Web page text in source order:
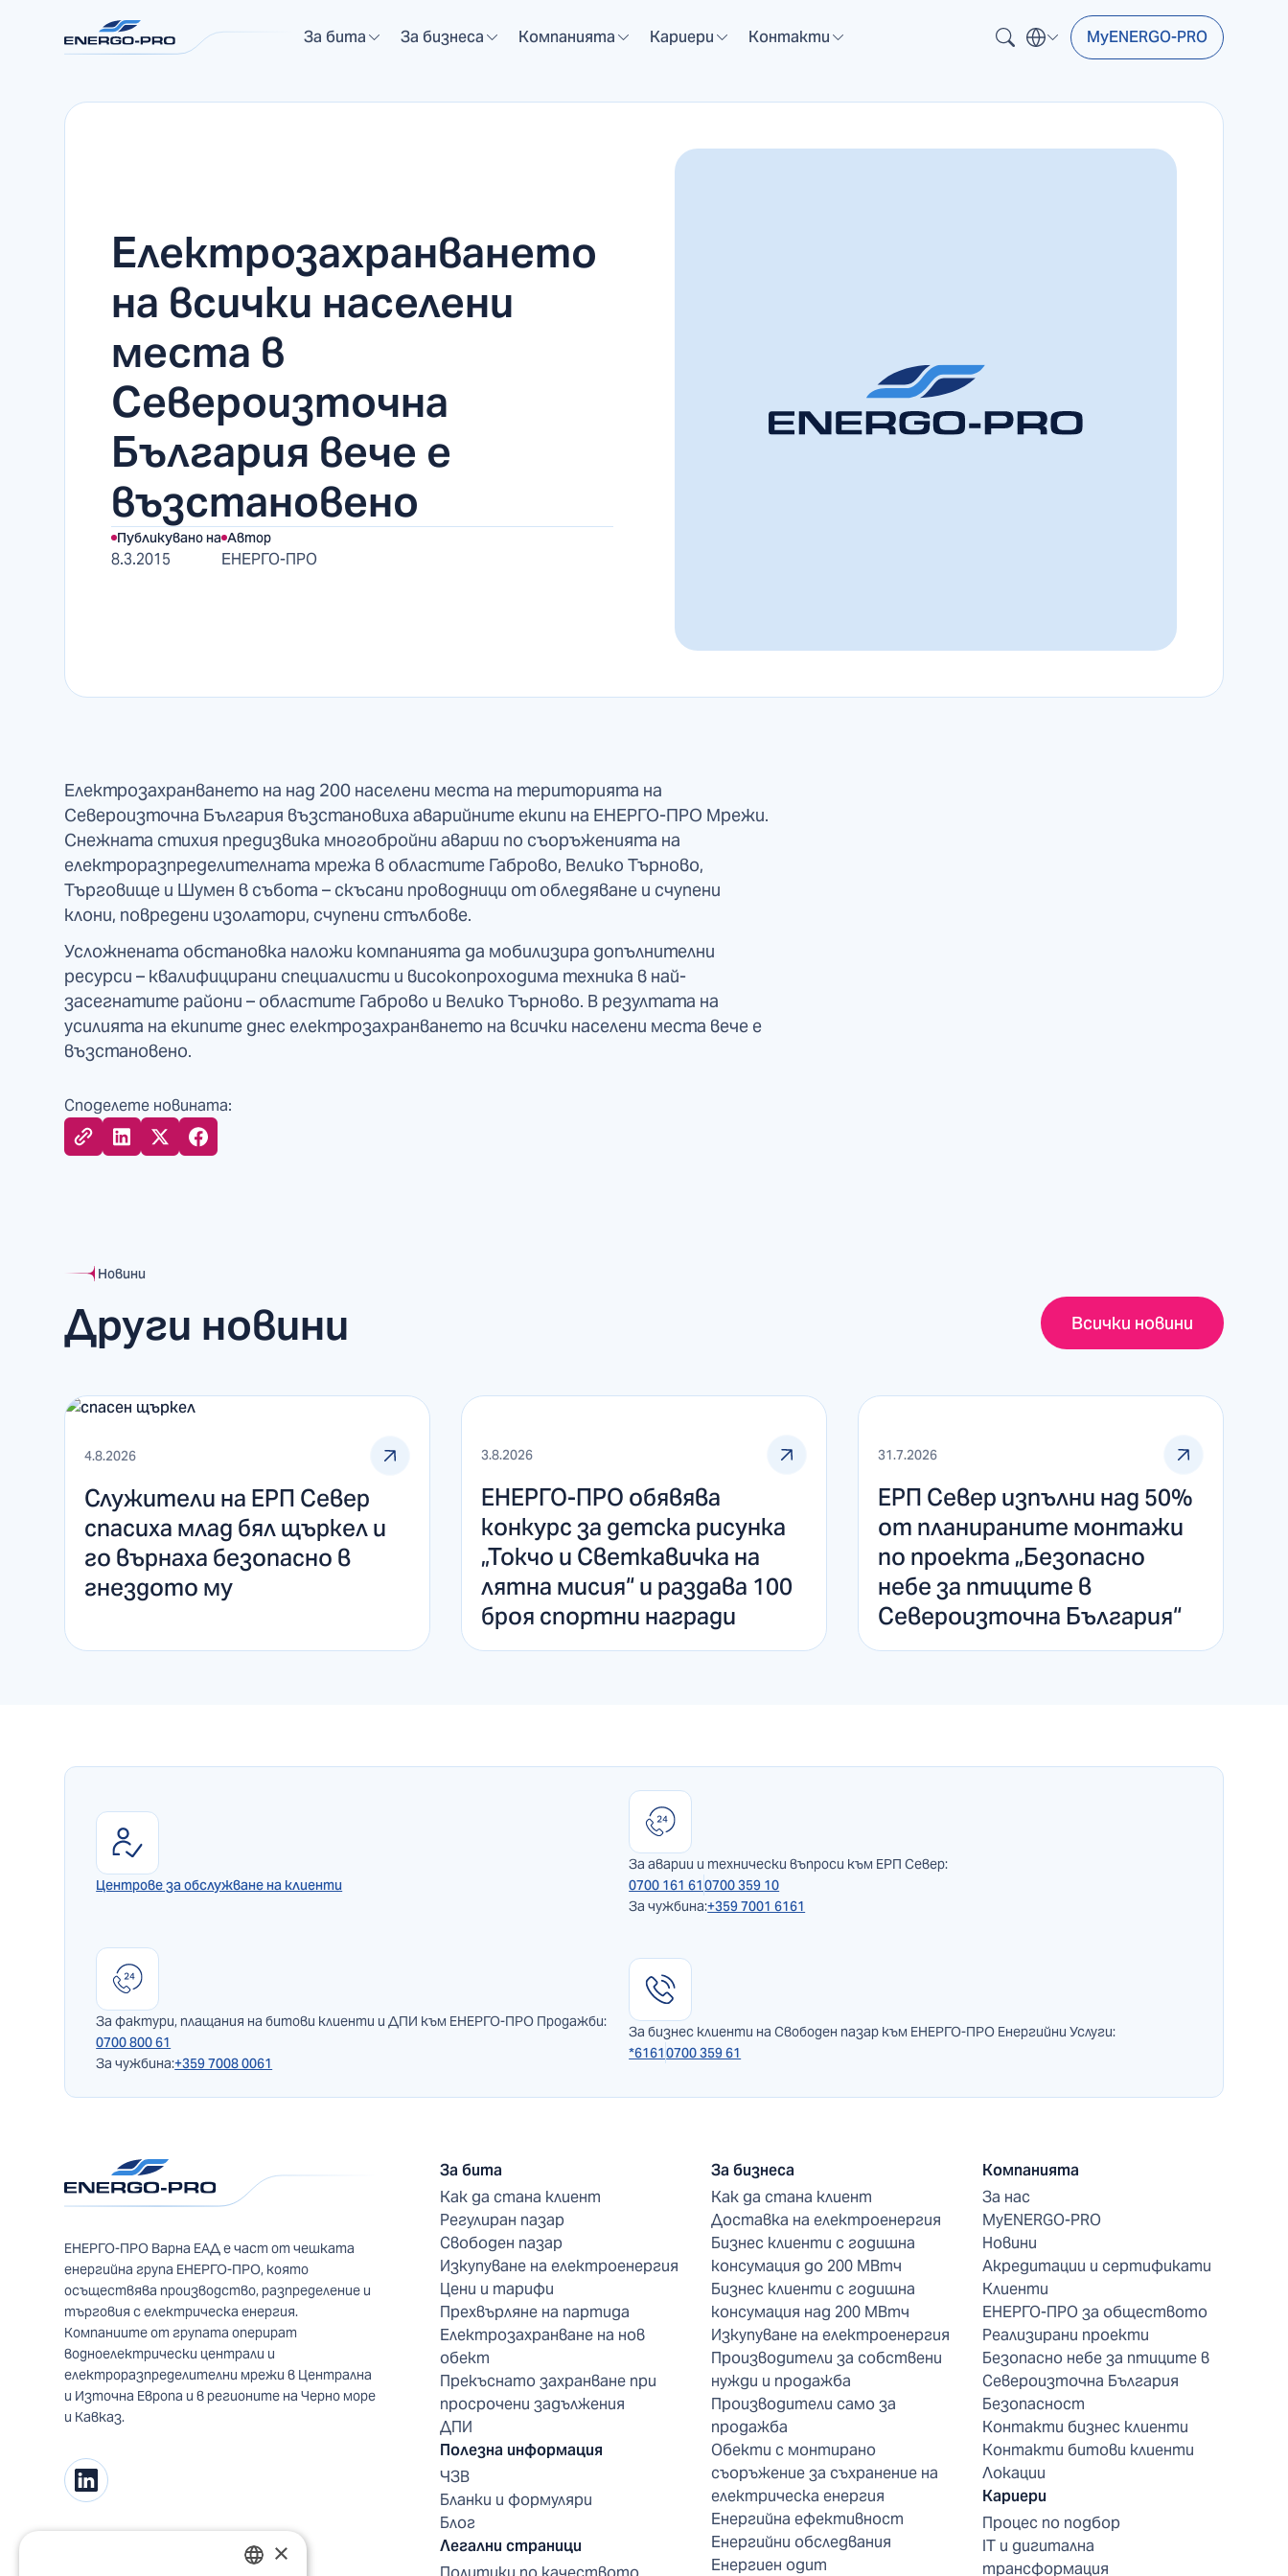
За бита За бизнеса Компанията Кариери Контакти MyENERGO-PRO
Електрозахранването
на всички населени
места в
Североизточна
България вече е
възстановено
Публикувано на
8.3.2015
Автор
ЕНЕРГО-ПРО
Електрозахранването на над 200 населени места на територията на
Североизточна България възстановиха аварийните екипи на ЕНЕРГО-ПРО Мрежи.
Снежната стихия предизвика многобройни аварии по съоръженията на
електроразпределителната мрежа в областите Габрово, Велико Търново,
Търговище и Шумен в събота – скъсани проводници от обледяване и счупени
клони, повредени изолатори, счупени стълбове.
Усложнената обстановка наложи компанията да мобилизира допълнителни
ресурси – квалифицирани специалисти и високопроходима техника в най-
засегнатите райони – областите Габрово и Велико Търново. В резултата на
усилията на екипите днес електрозахранването на всички населени места вече е
възстановено.
Споделете новината:
Новини
Други новини Всички новини
4.8.2026
Служители на ЕРП Север
спасиха млад бял щъркел и
го върнаха безопасно в
гнездото му
3.8.2026
ЕНЕРГО-ПРО обявява
конкурс за детска рисунка
„Токчо и Светкавичка на
лятна мисия“ и раздава 100
броя спортни награди
31.7.2026
ЕРП Север изпълни над 50%
от планираните монтажи
по проекта „Безопасно
небе за птиците в
Североизточна България“
Центрове за обслужване на клиенти
За аварии и технически въпроси към ЕРП Север:
0700 161 610700 359 10
За чужбина:+359 7001 6161
За фактури, плащания на битови клиенти и ДПИ към ЕНЕРГО-ПРО Продажби:
0700 800 61
За чужбина:+359 7008 0061
За бизнес клиенти на Свободен пазар към ЕНЕРГО-ПРО Енергийни Услуги:
*61610700 359 61
ЕНЕРГО-ПРО Варна ЕАД е част от чешката
енергийна група ЕНЕРГО-ПРО, която
осъществява производство, разпределение и
търговия с електрическа енергия.
Компаниите от групата оперират
водноелектрически централи и
електроразпределителни мрежи в Централна
и Източна Европа и в регионите на Черно море
и Кавказ.
За бита
Как да стана клиент
Регулиран пазар
Свободен пазар
Изкупуване на електроенергия
Цени и тарифи
Прехвърляне на партида
Електрозахранване на нов
обект
Прекъснато захранване при
просрочени задължения
ДПИ
Полезна информация
ЧЗВ
Бланки и формуляри
Блог
Легални страници
За бизнеса
Как да стана клиент
Доставка на електроенергия
Бизнес клиенти с годишна
консумация до 200 МВтч
Бизнес клиенти с годишна
консумация над 200 МВтч
Изкупуване на електроенергия
Производители за собствени
нужди и продажба
Производители само за
продажба
Обекти с монтирано
съоръжение за съхранение на
електрическа енергия
Енергийна ефективност
Енергийни обследвания
Енергиен одит
Компанията
За нас
MyENERGO-PRO
Новини
Акредитации и сертификати
Клиенти
ЕНЕРГО-ПРО за обществото
Реализирани проекти
Безопасно небе за птиците в
Североизточна България
Безопасност
Контакти бизнес клиенти
Контакти битови клиенти
Локации
Кариери
Процес по подбор
IT и дигитална
трансформация
×